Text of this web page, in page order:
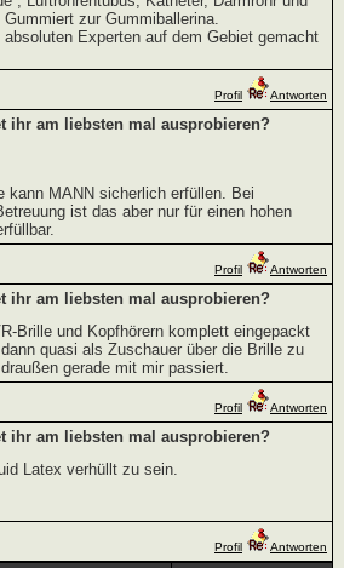
zur Gummiballerina.
Experten auf dem Gebiet gemacht
Profil Antworten
ihr am liebsten mal ausprobieren?
kann MANN sicherlich erfüllen. Bei
ist das aber nur für einen hohen
Profil Antworten
ihr am liebsten mal ausprobieren?
Brille und Kopfhörern komplett eingepackt
quasi als Zuschauer über die Brille zu
gerade mit mir passiert.
Profil
Antworten
ihr am liebsten mal ausprobieren?
Latex verhüllt zu sein.
Profil Antworten